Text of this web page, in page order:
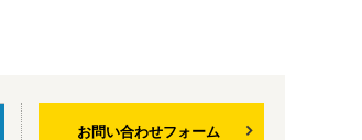
お問い合わせフォーム